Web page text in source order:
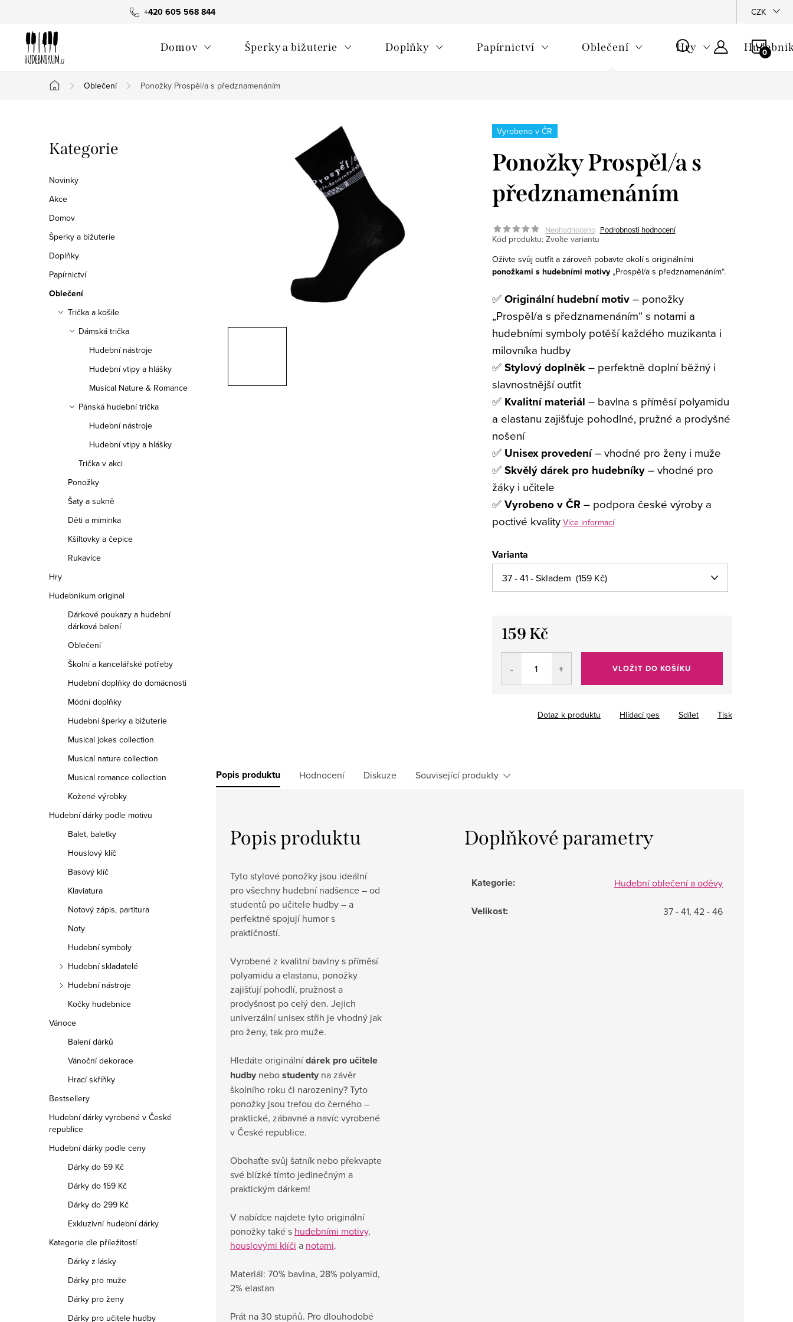
+420 605 568 844 CZK
Domov Šperky a bižuterie Doplňky Papírnictví Oblečení Hry
Domů
Oblečení Ponožky Prospěl/a s předznamenáním
o
s
t
r
a
n
n
Přeskočit
kategorie
Kategorie
Novinky
Akce
Domov
Šperky a bižuterie
Doplňky
Papírnictví
Oblečení
Trička a košile
Dámská trička
Hudební nástroje
Hudební vtipy a hlášky
Musical Nature & Romance
Pánská hudební trička
Hudební nástroje
Hudební vtipy a hlášky
Trička v akci
Ponožky
Šaty a sukně
Děti a miminka
Kšiltovky a čepice
Rukavice
Hry
Hudebnikum original
Dárkové poukazy a hudební
dárková balení
Oblečení
Školní a kancelářské potřeby
Hudební doplňky do domácnosti
Módní doplňky
Hudební šperky a bižuterie
Musical jokes collection
Musical nature collection
Musical romance collection
Kožené výrobky
Hudební dárky podle motivu
Balet, baletky
Houslový klíč
Basový klíč
Klaviatura
Notový zápis, partitura
Noty
Hudební symboly
Hudební skladatelé
Hudební nástroje
Kočky hudebnice
Vánoce
Balení dárků
Vánoční dekorace
Hrací skříňky
Bestsellery
Hudební dárky vyrobené v České
republice
Hudební dárky podle ceny
Dárky do 59 Kč
Dárky do 159 Kč
Dárky do 299 Kč
Exkluzivní hudební dárky
Kategorie dle příležitostí
Dárky z lásky
Dárky pro muže
Dárky pro ženy
Dárky pro učitele hudby
Vyrobeno v ČR
Ponožky Prospěl/a s
předznamenáním
Neohodnoceno Podrobnosti hodnocení
Kód produktu: Zvolte variantu
Oživte svůj outfit a zároveň pobavte okolí s originálními
ponožkami s hudebními motivy„Prospěl/a s předznamenáním“.
✅Originální hudební motiv– ponožky
„Prospěl/a s předznamenáním“ s notami a
hudebními symboly potěší každého muzikanta i
milovníka hudby
✅Stylový doplněk– perfektně doplní běžný i
slavnostnější outfit
✅ Kvalitní materiál – bavlna s příměsí polyamidu
a elastanu zajišťuje pohodlné, pružné a prodyšné
nošení
✅ Unisex provedení– vhodné pro ženy i muže
✅Skvělý dárek pro hudebníky– vhodné pro
žáky i učitele
✅Vyrobeno v ČR– podpora české výroby a
poctivé kvality Více informací
Varianta
159 Kč
Měrná
VLOŽIT DO KOŠÍKU
Tisk
Dotaz k produktu Hlídací pes Sdílet
Popis produktu Hodnocení Diskuze Související produkty
Popis produktu
Tyto stylové ponožky jsou ideální
pro všechny hudební nadšence – od
studentů po učitele hudby – a
perfektně spojují humor s
praktičností.
Vyrobené z kvalitní bavlny s příměsí
polyamidu a elastanu, ponožky
zajišťují pohodlí, pružnost a
prodyšnost po celý den. Jejich
univerzální unisex střih je vhodný jak
pro ženy, tak pro muže.
Hledáte originálnídárek pro učitele
hudby nebostudenty na závěr
školního roku či narozeniny? Tyto
ponožky jsou trefou do černého –
praktické, zábavné a navíc vyrobené
v České republice.
Obohaťte svůj šatník nebo překvapte
své blízké tímto jedinečným a
praktickým dárkem!
V nabídce najdete tyto originální
ponožky také s hudebními motivy,
houslovými klíči a notami.
Materiál: 70% bavlna, 28% polyamid,
2% elastan
Prát na 30 stupňů. Pro dlouhodobé
Doplňkové parametry
Kategorie: Hudební oblečení a oděvy
Velikost: 37 - 41, 42 - 46